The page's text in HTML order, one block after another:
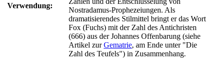
Verwendung:
Nostradamus-Prophezeiungen. Als
dramatisierendes Stilmittel bringt er das Wort
Fox (Fuchs) mit der Zahl des Antichristen
(666) aus der Johannes Offenbarung (siehe
Artikel zurGematrie, am Ende unter "Die
Zahl des Teufels") in Zusammenhang.